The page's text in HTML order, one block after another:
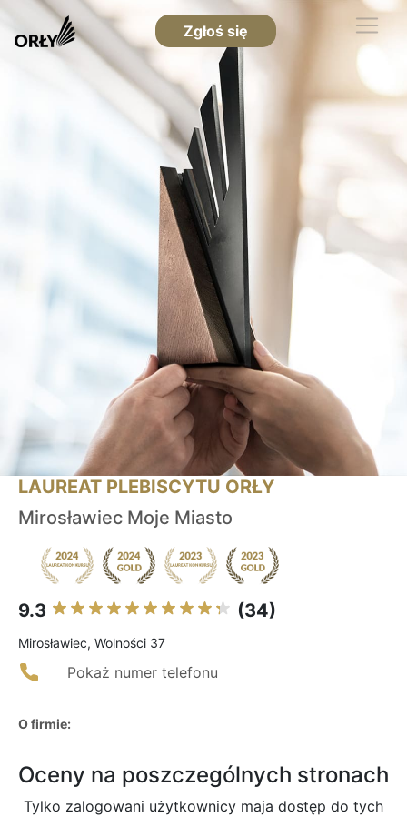
Zgłoś się
LAUREAT PLEBISCYTU ORŁY
Mirosławiec Moje Miasto
9.3 (34)
Mirosławiec, Wolności 37
Pokaż numer telefonu
O firmie:
Oceny na poszczególnych stronach
Tylko zalogowani użytkownicy maja dostęp do tych